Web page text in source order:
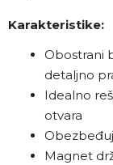
Karakteristike:
Obostrani
detaljno
Idealno
otvara
Magnet